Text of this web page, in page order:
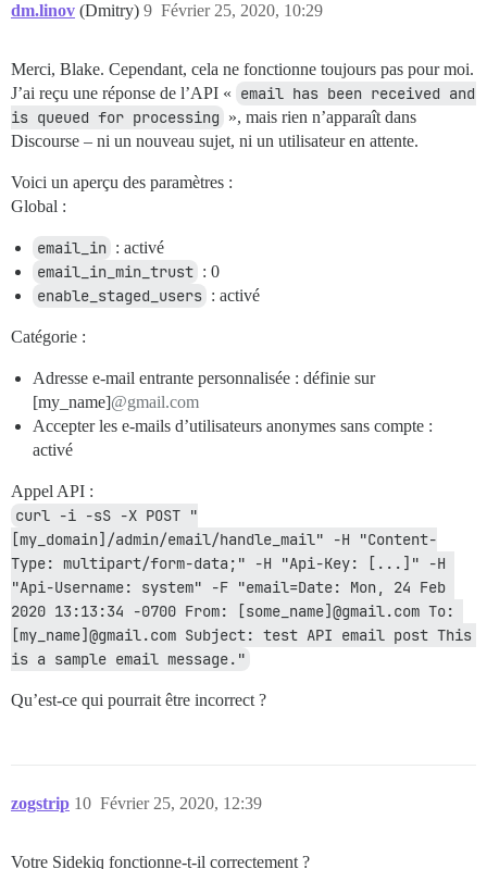
dm.linov (Dmitry) Février 25, 2020, 10:29
9
Merci, Blake. Cependant, cela ne fonctionne toujours pas pour moi.
J’ai reçu une réponse de l’API « email has been received and
is queued for processing », mais rien n’apparaît dans
Discourse – ni un nouveau sujet, ni un utilisateur en attente.
Voici un aperçu des paramètres :
Global :
email_in : activé
email_in_min_trust : 0
enable_staged_users : activé
Catégorie :
Adresse e-mail entrante personnalisée : définie sur
[my_name]@gmail.com
Accepter les e-mails d’utilisateurs anonymes sans compte :
activé
Appel API :
curl -i -sS -X POST "
[my_domain]/admin/email/handle_mail" -H "Content-
Type: multipart/form-data;" -H "Api-Key: [...]" -H
"Api-Username: system" -F "email=Date: Mon, 24 Feb
2020 13:13:34 -0700 From: [some_name]@gmail.com To:
[my_name]@gmail.com Subject: test API email post This
is a sample email message."
Qu’est-ce qui pourrait être incorrect ?
zogstrip Février 25, 2020, 12:39
10
Votre Sidekiq fonctionne-t-il correctement ?